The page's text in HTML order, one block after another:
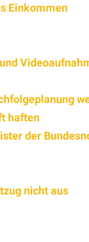
Einkommen
haften
der
nicht aus